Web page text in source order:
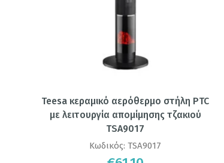
Teesa κεραμικό αερόθερμο στήλη PTC
με λειτουργία απομίμησης τζακιού
TSA9017
Κωδικός:TSA9017